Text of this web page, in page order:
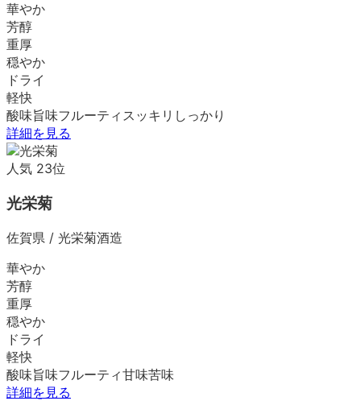
華やか
芳醇
重厚
穏やか
ドライ
軽快
酸味旨味フルーティ スッキリ しっかり
詳細を見る
人気 23位
光栄菊
佐賀県 / 光栄菊酒造
華やか
芳醇
重厚
穏やか
ドライ
軽快
酸味旨味フルーティ甘味苦味
詳細を見る